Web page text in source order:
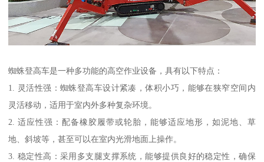
蜘蛛登高车是一种多功能的高空作业设备，具有以下特点：
1. 灵活性强：蜘蛛登高车设计紧凑，体积小巧，能够在狭窄空间内
灵活移动，适用于室内外多种复杂环境。
2. 适应性强：配备橡胶履带或轮胎，能够适应地形，如泥地、草
地、斜坡等，甚至可以在室内光滑地面上操作。
3. 稳定性高：采用多支腿支撑系统，能够提供良好的稳定性，确保